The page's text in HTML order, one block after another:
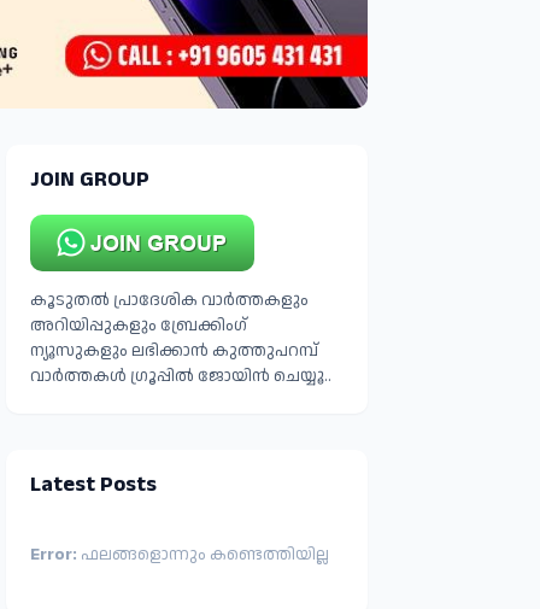
JOIN GROUP
കൂടുതൽ പ്രാദേശിക വാർത്തകളും
അറിയിപ്പുകളും ബ്രേക്കിംഗ്
ന്യൂസുകളും ലഭിക്കാൻ കുത്തുപറമ്പ്
വാർത്തകൾ ഗ്രൂപ്പിൽ ജോയിൻ ചെയ്യൂ..
Latest Posts
Error: ഫലങ്ങളൊന്നും കണ്ടെത്തിയില്ല